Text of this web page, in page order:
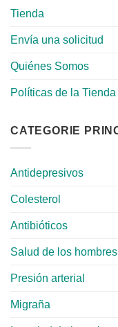
Tienda
Envía una solicitud
Quiénes Somos
Políticas de la Tienda
CATEGORIE
Antidepresivos
Colesterol
Antibióticos
Salud de los hombres
Presión arterial
Migraña